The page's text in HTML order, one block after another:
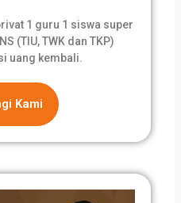
1 guru 1 siswa super
(TIU, TWK dan TKP)
uang kembali.
Kami